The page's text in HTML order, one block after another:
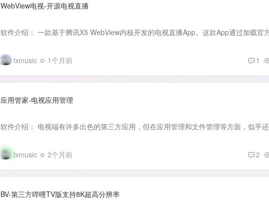
WebView电视-开源电视直播
lxmusic 1个月前 1
应用管家-电视应用管理
lxmusic 2个月前 2
BV-第三方哔哩TV版支持8K超高分辨率